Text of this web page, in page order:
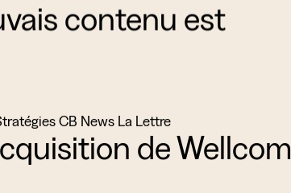
contenu est
CB News La Lettre
de Wellcom